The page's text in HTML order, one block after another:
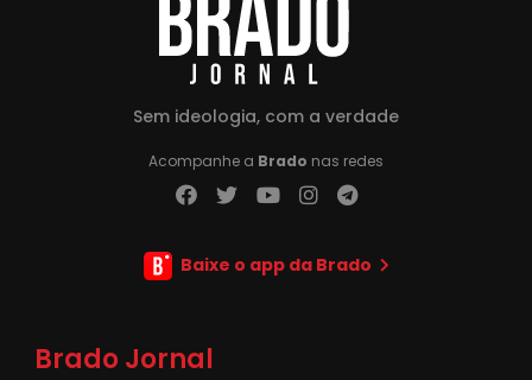
Sem ideologia, com a verdade
Acompanhe a Brado nas redes
Baixe o app da Brado
Brado Jornal